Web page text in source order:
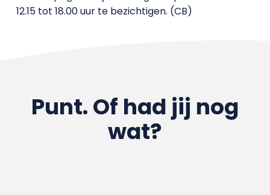
12.15 tot 18.00 uur te bezichtigen. (CB)
Punt. Of had jij nog
wat?